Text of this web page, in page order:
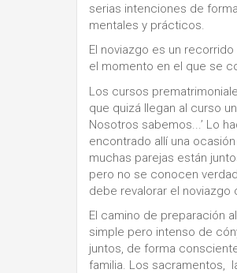
serias intenciones de
mentales y prácticos.
El noviazgo es un
el momento en el que se
Los cursos
que quizá llegan al curso
Nosotros sabemos...’ Lo
encontrado allí una
muchas parejas están
pero no se conocen
debe revalorar el
El camino de preparación
simple pero intenso de
juntos, de forma
familia. Los sacramentos,